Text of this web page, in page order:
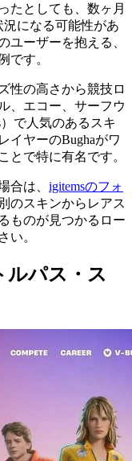
たとしても、数ヶ月
になる可能性があ
ユーザーを抱える、
です。
性の高さから競技ロ
、エコー、サーフウ
で人気のあるスキ
イヤーのBughaがワ
とで特に有名です。
合は、 igitemsのフォ
のスキンからレアス
ものが見つかるロー
い。
ルパス・ス